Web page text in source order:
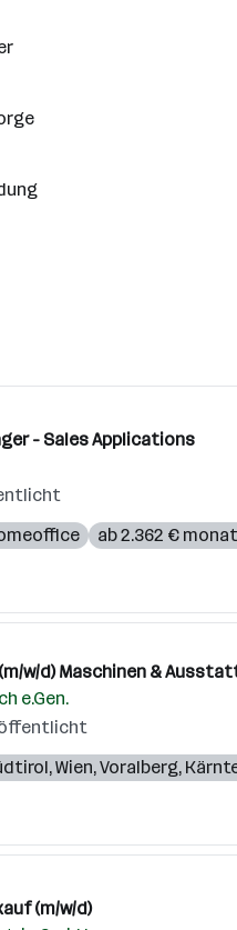
- Sales Applications
ab 2.362 €
w/d) Maschinen &
e.Gen.
,Wien,Voralberg,
(m/w/d)